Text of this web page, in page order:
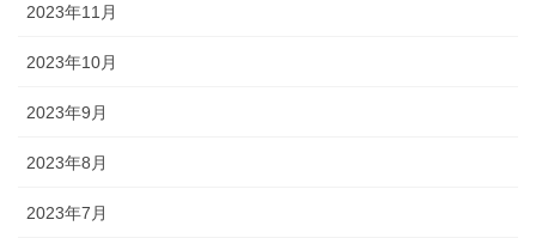
2023年11月
2023年10月
2023年9月
2023年8月
2023年7月